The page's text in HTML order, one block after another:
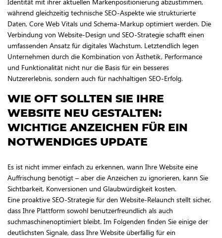
während gleichzeitig technische SEO-Aspekte wie strukturierte
Daten, Core Web Vitals und Schema-Markup optimiert werden. Die
Verbindung von Website-Design und SEO-Strategie schafft einen
umfassenden Ansatz für digitales Wachstum. Letztendlich legen
Unternehmen durch die Kombination von Ästhetik, Performance
und Funktionalität nicht nur die Basis für ein besseres
Nutzererlebnis, sondern auch für nachhaltigen SEO-Erfolg.
WIE OFT SOLLTEN SIE IHRE
WEBSITE NEU GESTALTEN:
WICHTIGE ANZEICHEN FÜR EIN
NOTWENDIGES UPDATE
Es ist nicht immer einfach zu erkennen, wann Ihre Website eine
Auffrischung benötigt – aber die Anzeichen zu ignorieren, kann Sie
Sichtbarkeit, Konversionen und Glaubwürdigkeit kosten.
Eine proaktive SEO-Strategie für den Website-Relaunch stellt sicher,
dass Ihre Plattform sowohl benutzerfreundlich als auch
suchmaschinenoptimiert bleibt. Im Folgenden finden Sie einige der
deutlichsten Signale, dass Ihre Website überfällig für ein